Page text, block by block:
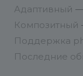
элементов,
разместить в
Адаптивный
Композитный
Поддержка
Последние